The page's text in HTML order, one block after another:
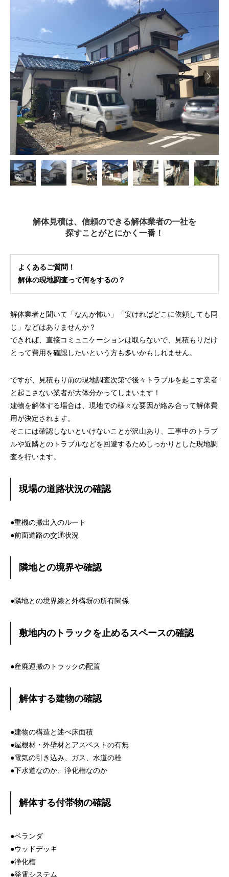

解体見積は、信頼のできる解体業者の一社を
探すことがとにかく一番！
よくあるご質問！
解体の現地調査って何をするの？
解体業者と聞いて「なんか怖い」「安ければどこに依頼しても同
じ」などはありませんか？
できれば、直接コミュニケーションは取らないで、見積もりだけ
とって費用を確認したいという方も多いかもしれません。
ですが、見積もり前の現地調査次第で後々トラブルを起こす業者
と起こさない業者が大体分かってしまいます！
建物を解体する場合は、現地での様々な要因が絡み合って解体費
用が決定されます。
そこには確認しないといけないことが沢山あり、工事中のトラブ
ルや近隣とのトラブルなどを回避するためしっかりとした現地調
査を行います。
現場の道路状況の確認
●重機の搬出入のルート
●前面道路の交通状況
隣地との境界や確認
●隣地との境界線と外構塀の所有関係
敷地内のトラックを止めるスペースの確認
●産廃運搬のトラックの配置
解体する建物の確認
●建物の構造と述べ床面積
●屋根材・外壁材とアスベストの有無
●電気の引き込み、ガス、水道の栓
●下水道なのか、浄化槽なのか
解体する付帯物の確認
●ベランダ
●ウッドデッキ
●浄化槽
●発電システム